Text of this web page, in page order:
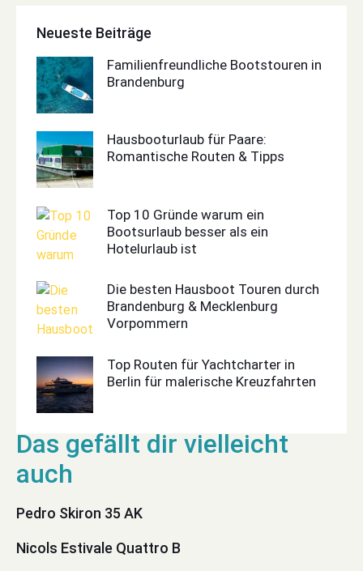
Neueste Beiträge
Familienfreundliche Bootstouren in
Brandenburg
Hausbooturlaub für Paare:
Romantische Routen & Tipps
Top 10 Gründe warum ein
Bootsurlaub besser als ein
Hotelurlaub ist
Die besten Hausboot Touren durch
Brandenburg & Mecklenburg
Vorpommern
Top Routen für Yachtcharter in
Berlin für malerische Kreuzfahrten
Pedro Skiron 35 AK
Nicols Estivale Quattro B